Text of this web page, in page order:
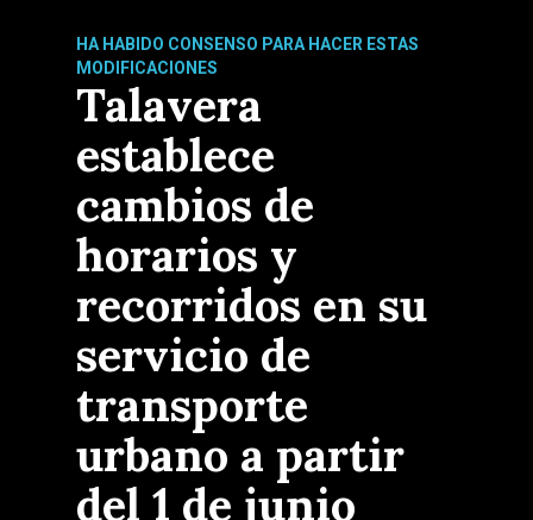
HA HABIDO CONSENSO PARA HACER ESTAS
MODIFICACIONES
Talavera
establece
cambios de
horarios y
recorridos en su
servicio de
transporte
urbano a partir
del 1 de junio